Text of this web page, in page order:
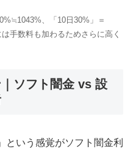
、「10日30%」＝
手数料も加わるためさらに高く
ソフト闇金 vs 設
という感覚がソフト闇金利